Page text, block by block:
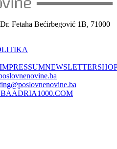
Fetaha Bećirbegović 1B, 71000
IMPRESSUMNEWSLETTER
ADRIA1000.COM